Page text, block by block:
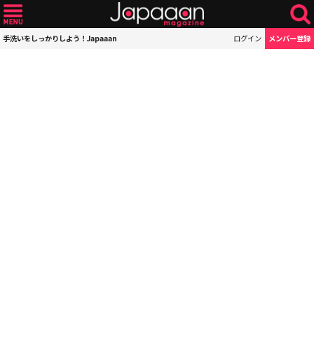
手洗いをしっかりしよう！Japaaan ログイン メンバー登録